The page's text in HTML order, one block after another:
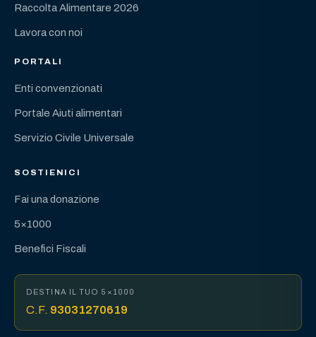
Raccolta Alimentare 2026
Lavora con noi
PORTALI
Enti convenzionati
Portale Aiuti alimentari
Servizio Civile Universale
SOSTIENICI
Fai una donazione
5×1000
Benefici Fiscali
DESTINA IL TUO 5×1000
C.F. 93031270619